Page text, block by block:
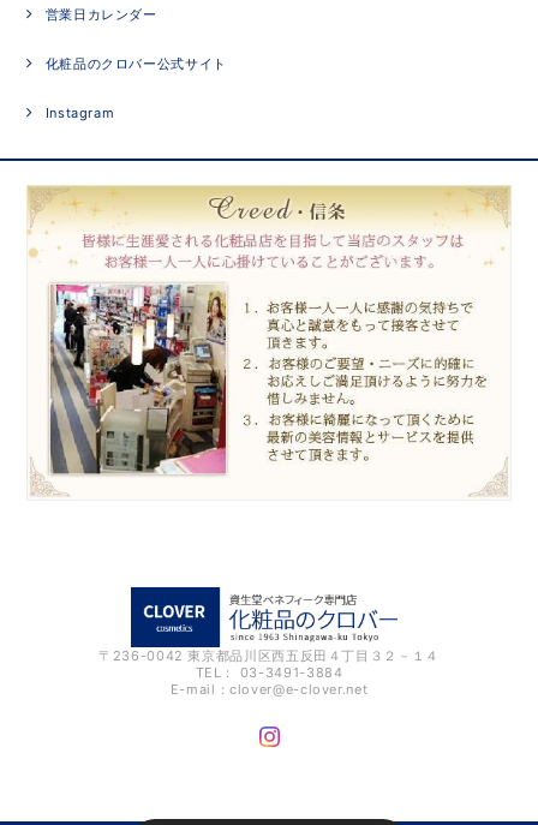
営業日カレンダー
化粧品のクロバー公式サイト
Instagram
〒236-0042 東京都品川区西五反田４丁目３２－１４
TEL： 03-3491-3884
E-mail：clover@e-clover.net